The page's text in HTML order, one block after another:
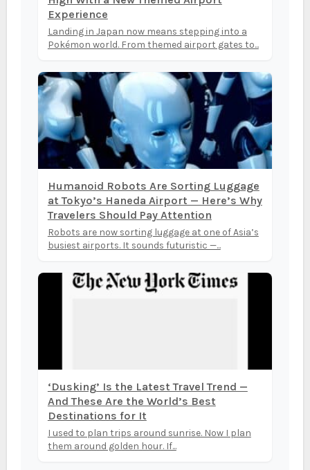
Experience
Landing in Japan now means stepping into a
Pokémon world. From themed airport gates to...
Humanoid Robots Are Sorting Luggage
at Tokyo’s Haneda Airport — Here’s Why
Travelers Should Pay Attention
Robots are now sorting luggage at one of Asia’s
busiest airports. It sounds futuristic —...
‘Dusking’ Is the Latest Travel Trend —
And These Are the World’s Best
Destinations for It
I used to plan trips around sunrise. Now I plan
them around golden hour. If...